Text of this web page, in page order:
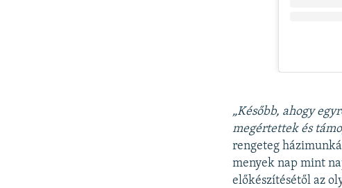
„Később, ahogy
megértettek és
rengeteg
menyek nap mint
előkészítésétől az